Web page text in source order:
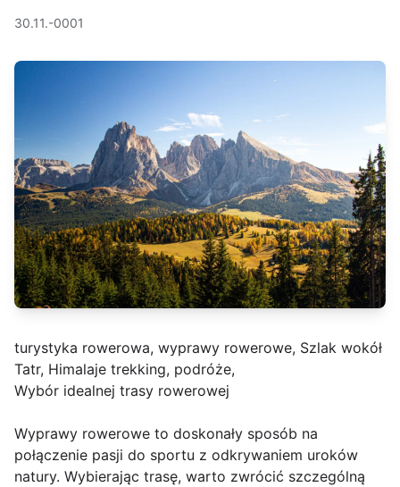
30.11.-0001
turystyka rowerowa, wyprawy rowerowe, Szlak wokół
Tatr, Himalaje trekking, podróże,
Wybór idealnej trasy rowerowej
Wyprawy rowerowe to doskonały sposób na
połączenie pasji do sportu z odkrywaniem uroków
natury. Wybierając trasę, warto zwrócić szczególną